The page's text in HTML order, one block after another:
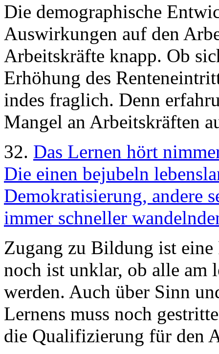
Die demographische
Auswirkungen auf den
Arbeitskräfte knapp. Ob
Erhöhung des
indes fraglich. Denn
Mangel an Arbeitskräften
32. Das Lernen hört
Die einen bejubeln
Demokratisierung, andere
immer schneller
Zugang zu Bildung ist
noch ist unklar, ob alle am
werden. Auch über Sinn
Lernens muss noch
die Qualifizierung für den